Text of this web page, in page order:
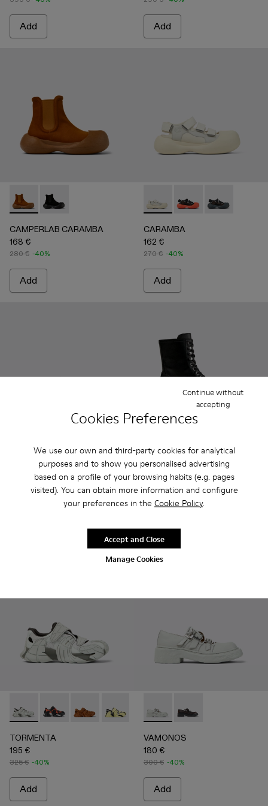
Cookies Preferences
We use our own and third-party cookies for analytical
purposes and to show you personalised advertising
based on a profile of your browsing habits (e.g. pages
visited). You can obtain more information and configure
your preferences in the Cookie Policy.
Manage Cookies
Continue without
accepting
Accept and Close
Add Add
CAMPERLAB CARAMBA - A700023-002 - Brown
CAMPERLAB CARAMBA - A700023-001 - Black
CAMPERLAB CARAMBA
168 €
280 € -40%
Add
CARAMBA - A500053-004
CARAMBA -CARAMBA -
CARAMBA
162 €
270 € -40%
Add
Wabi - A500036-002 - Brown recycled PET Mary Janes
Wabi - A500036-003
Wabi - A500036-001CAMPERLAB VAMONOS -
CAMPERLAB
CAMPERLAB VAMONOS
225 €
375 € -40%
TORMENTA - A500028-006 - GRAY
TORMENTA - A500028-007
TORMENTA - A500028-004
TORMENTA - A500028-003
TORMENTA - A500028-002 -
TORMENTA -
TORMENTA
195 €
325 € -40%
Add
VAMONOS - A500044-002
VAMONOS -
VAMONOS
180 €
300 € -40%
Add